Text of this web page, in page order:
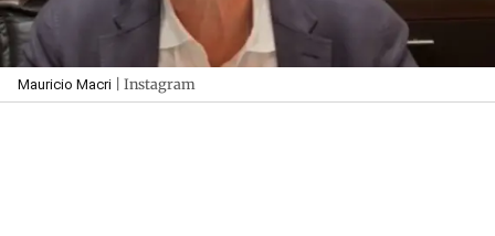
Mauricio Macri | Instagram